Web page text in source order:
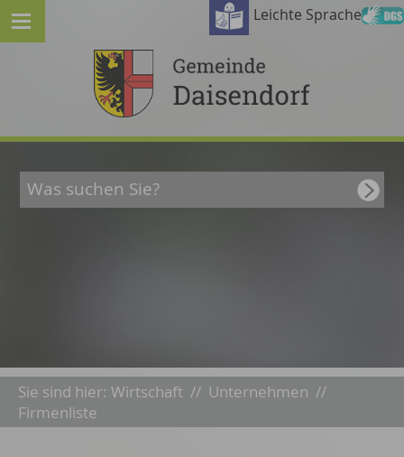
Leichte Sprache
Sie sind hier: Wirtschaft // Unternehmen //
Firmenliste